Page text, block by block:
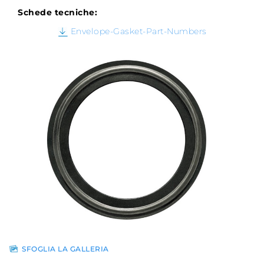
Schede tecniche:
Envelope-Gasket-Part-Numbers
SFOGLIA LA GALLERIA